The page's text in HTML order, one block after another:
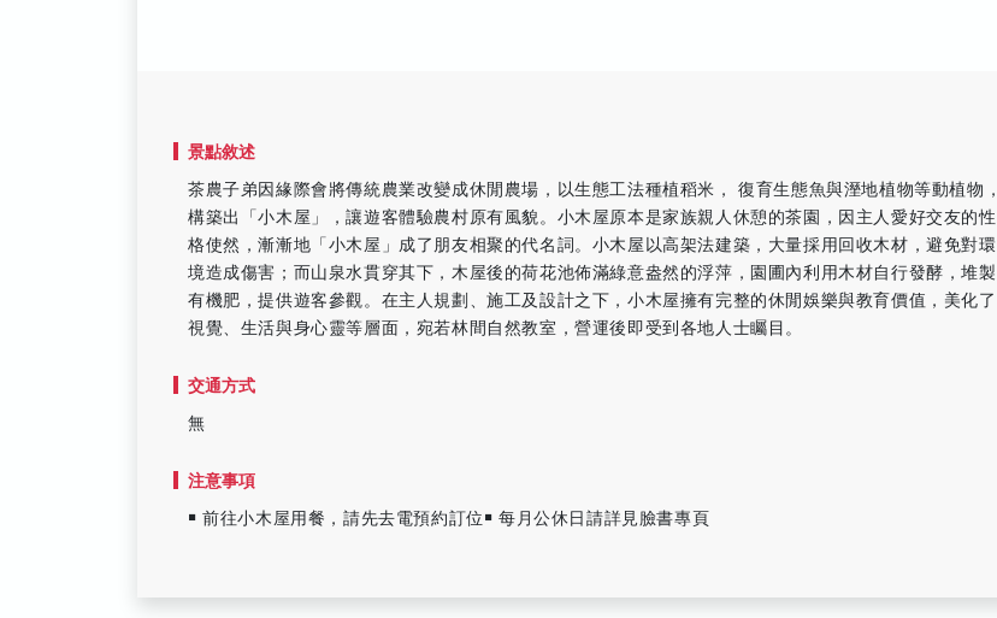
景點敘述
茶農子弟因緣際會將傳統農業改變成休閒農場，以生態工法種植稻米， 復育生態魚與溼地植物等動植物，
構築出「小木屋」，讓遊客體驗農村原有風貌。小木屋原本是家族親人休憩的茶園，因主人愛好交友的性
格使然，漸漸地「小木屋」成了朋友相聚的代名詞。小木屋以高架法建築，大量採用回收木材，避免對環
境造成傷害；而山泉水貫穿其下，木屋後的荷花池佈滿綠意盎然的浮萍，園圃內利用木材自行發酵，堆製
有機肥，提供遊客參觀。在主人規劃、施工及設計之下，小木屋擁有完整的休閒娛樂與教育價值，美化了
視覺、生活與身心靈等層面，宛若林間自然教室，營運後即受到各地人士矚目。
交通方式
無
注意事項
￭ 前往小木屋用餐，請先去電預約訂位￭ 每月公休日請詳見臉書專頁